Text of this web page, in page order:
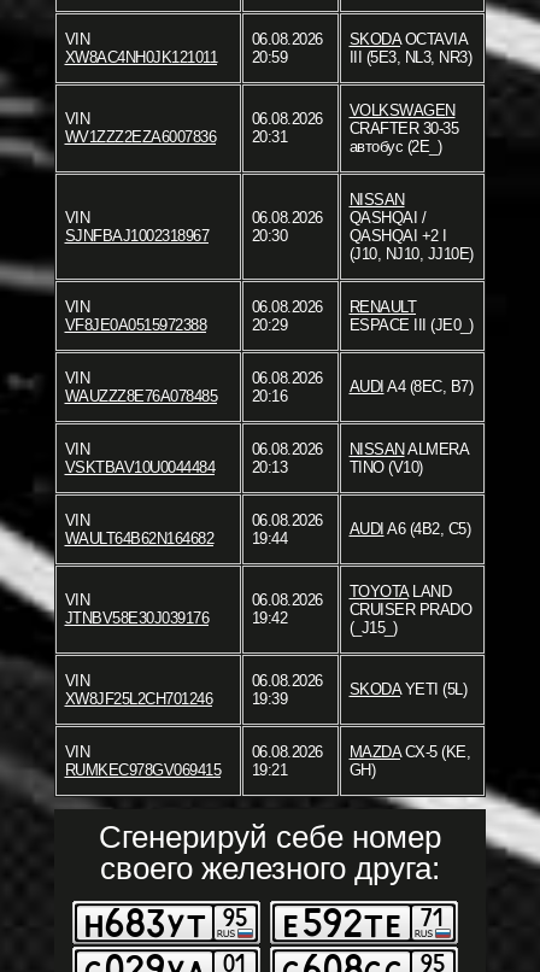
VIN
XW8AC4NH0JK121011
06.08.2026
20:59
SKODAOCTAVIA
III (5E3, NL3, NR3)
VIN
WV1ZZZ2EZA6007836
06.08.2026
20:31
VOLKSWAGEN
CRAFTER 30-35
автобус (2E_)
VIN
SJNFBAJ1002318967
06.08.2026
20:30
NISSAN
QASHQAI /
QASHQAI +2 I
(J10, NJ10, JJ10E)
VIN
VF8JE0A0515972388
06.08.2026
20:29
RENAULT
ESPACE III (JE0_)
VIN
WAUZZZ8E76A078485
06.08.2026
20:16
AUDI A4 (8EC, B7)
VIN
VSKTBAV10U0044484
06.08.2026
20:13
NISSANALMERA
TINO (V10)
VIN
WAULT64B62N164682
06.08.2026
19:44
AUDI A6 (4B2, C5)
VIN
JTNBV58E30J039176
06.08.2026
19:42
TOYOTALAND
CRUISER PRADO
(_J15_)
VIN
XW8JF25L2CH701246
06.08.2026
19:39
SKODAYETI (5L)
VIN
RUMKEC978GV069415
06.08.2026
19:21
MAZDACX-5 (KE,
GH)
Сгенерируй себе номер
своего железного друга: